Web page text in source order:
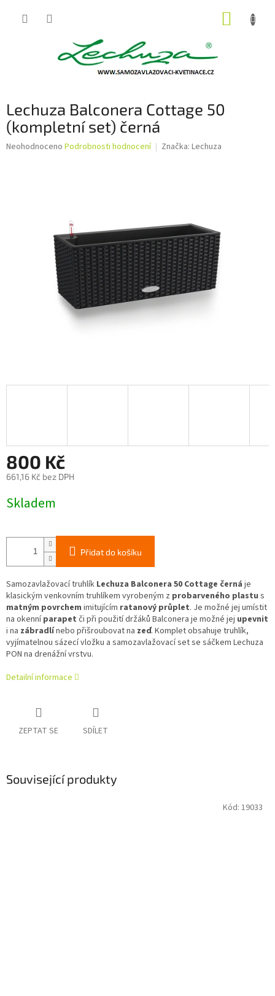
Lechuza Balconera Cottage 50
(kompletní set) černá
Průměrné
Neohodnoceno Podrobnosti hodnocení Značka: Lechuza
800 Kč
661,16 Kč bez DPH
cena:
Skladem
Přidat do košíku
Samozavlažovací truhlík Lechuza Balconera 50 Cottage černá je
klasickým venkovním truhlíkem vyrobeným z probarveného plastu s
matným povrchem imitujícím ratanový průplet. Je možné jej umístit
na okenníparapet či při použití držáků Balconera je možné jej upevnit
i na zábradlínebo přišroubovat na zeď. Komplet obsahuje truhlík,
vyjímatelnou sázecí vložku a samozavlažovací set se sáčkem Lechuza
PON na drenážní vrstvu.
Detailní informace
ZEPTAT SE SDÍLET
Související produkty
Kód: 19033